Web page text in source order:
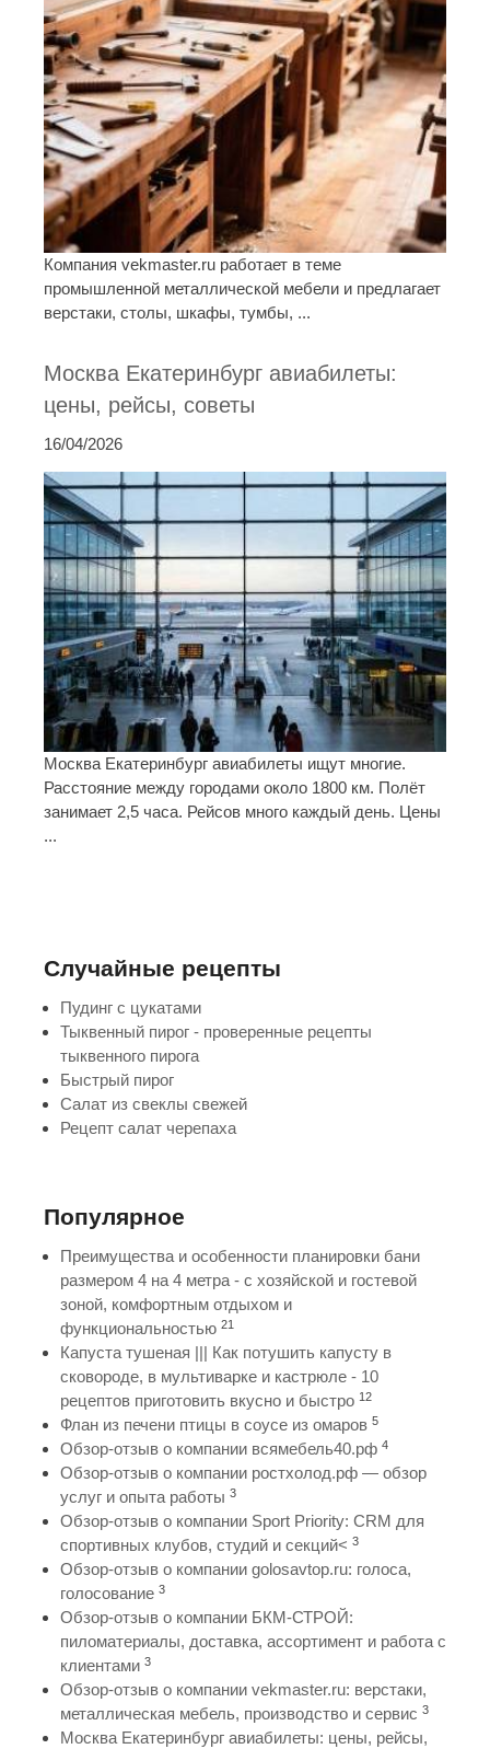
Компания vekmaster.ru работает в теме
промышленной металлической мебели и предлагает
верстаки, столы, шкафы, тумбы, ...
Москва Екатеринбург авиабилеты:
цены, рейсы, советы
16/04/2026
Москва Екатеринбург авиабилеты ищут многие.
Расстояние между городами около 1800 км. Полёт
занимает 2,5 часа. Рейсов много каждый день. Цены
...
Случайные рецепты
Пудинг с цукатами
Тыквенный пирог - проверенные рецепты
тыквенного пирога
Быстрый пирог
Салат из свеклы свежей
Рецепт салат черепаха
Популярное
Преимущества и особенности планировки бани
размером 4 на 4 метра - с хозяйской и гостевой
зоной, комфортным отдыхом и
функциональностью 21
Капуста тушеная ||| Как потушить капусту в
сковороде, в мультиварке и кастрюле - 10
рецептов приготовить вкусно и быстро 12
Флан из печени птицы в соусе из омаров 5
Обзор-отзыв о компании всямебель40.рф 4
Обзор-отзыв о компании ростхолод.рф — обзор
услуг и опыта работы 3
Обзор-отзыв о компании Sport Priority: CRM для
спортивных клубов, студий и секций< 3
Обзор-отзыв о компании golosavtop.ru: голоса,
голосование 3
Обзор-отзыв о компании БКМ-СТРОЙ:
пиломатериалы, доставка, ассортимент и работа с
клиентами 3
Обзор-отзыв о компании vekmaster.ru: верстаки,
металлическая мебель, производство и сервис 3
Москва Екатеринбург авиабилеты: цены, рейсы,